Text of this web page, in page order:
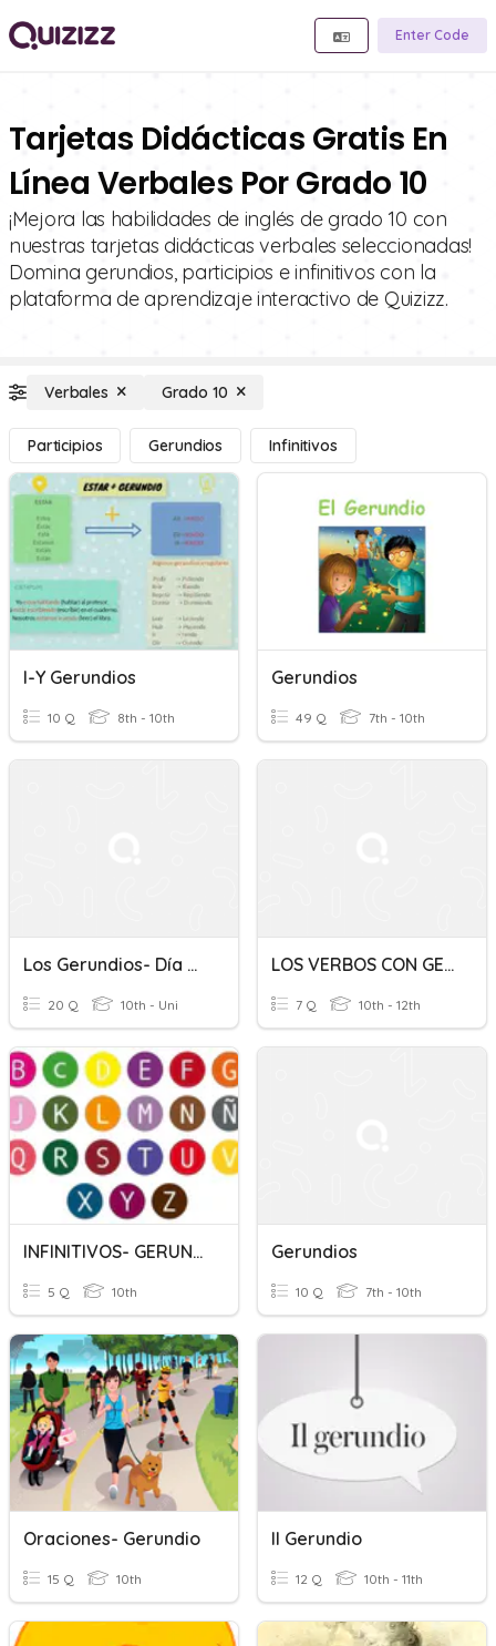
Enter Code
Tarjetas Didácticas Gratis En
Línea Verbales Por Grado 10
¡Mejora las habilidades de inglés de grado 10 con
nuestras tarjetas didácticas verbales seleccionadas!
Domina gerundios, participios e infinitivos con la
plataforma de aprendizaje interactivo de Quizizz.
Verbales Grado 10
Participios Gerundios Infinitivos
I-Y Gerundios
10 Q 8th - 10th
Gerundios
49 Q 7th - 10th
Los Gerundios- Día Dos
20 Q 10th - Uni
LOS VERBOS CON GERUNDIOS
7 Q 10th - 12th
INFINITIVOS- GERUNDIOS Y PARTICIPIOS
5 Q 10th
Gerundios
10 Q 7th - 10th
Oraciones- Gerundio
15 Q 10th
Il Gerundio
12 Q 10th - 11th